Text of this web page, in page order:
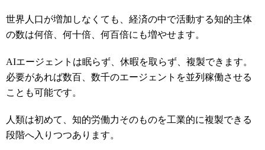
世界人口が増加しなくても、経済の中で活動する知的主体
の数は何倍、何十倍、何百倍にも増やせます。
AIエージェントは眠らず、休暇を取らず、複製できます。
必要があれば数百、数千のエージェントを並列稼働させる
ことも可能です。
人類は初めて、知的労働力そのものを工業的に複製できる
段階へ入りつつあります。